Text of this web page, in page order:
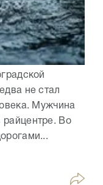
не стал
Мужчина
райцентре. Во